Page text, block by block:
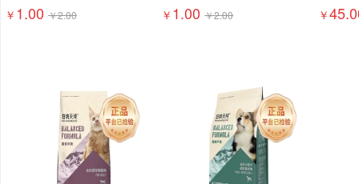
￥ 1.00 ￥2.00
￥ 1.00 ￥2.00 ￥